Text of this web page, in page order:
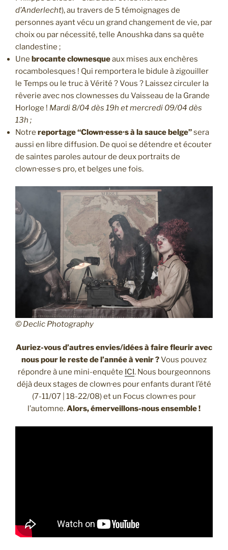
d’Anderlecht), au travers de 5 témoignages de
personnes ayant vécu un grand changement de vie, par
choix ou par nécessité, telle Anoushka dans sa quête
clandestine ;
Une brocante clownesqueaux mises aux enchères
rocambolesques ! Qui remportera le bidule à zigouiller
le Temps ou le truc à Vérité ? Vous ? Laissez circuler la
rêverie avec nos clownesses du Vaisseau de la Grande
Horloge ! Mardi 8/04 dès 19h et mercredi 09/04 dès
13h ;
Notre reportage “Clown·esse·s à la sauce belge”sera
aussi en libre diffusion. De quoi se détendre et écouter
de saintes paroles autour de deux portraits de
clown·esse·s pro, et belges une fois.
© Declic Photography
Auriez-vous d’autres envies/idées à faire fleurir avec
nous pour le reste de l’année à venir ?Vous pouvez
répondre à une mini-enquête ICI. Nous bourgeonnons
déjà deux stages de clown·es pour enfants durant l’été
(7-11/07 | 18-22/08) et un Focus clown·es pour
l’automne.Alors, émerveillons-nous ensemble !